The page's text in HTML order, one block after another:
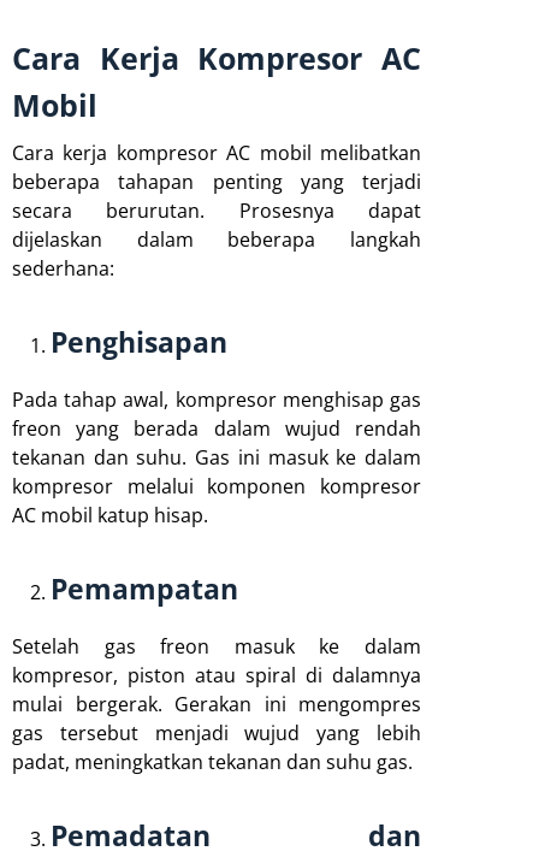
Cara Kerja Kompresor AC
Mobil
Cara kerja kompresor AC mobil melibatkan
beberapa tahapan penting yang terjadi
secara berurutan. Prosesnya dapat
dijelaskan dalam beberapa langkah
sederhana:
Penghisapan
Pada tahap awal, kompresor menghisap gas
freon yang berada dalam wujud rendah
tekanan dan suhu. Gas ini masuk ke dalam
kompresor melalui komponen kompresor
AC mobil katup hisap.
Pemampatan
Setelah gas freon masuk ke dalam
kompresor, piston atau spiral di dalamnya
mulai bergerak. Gerakan ini mengompres
gas tersebut menjadi wujud yang lebih
padat, meningkatkan tekanan dan suhu gas.
Pemadatan dan